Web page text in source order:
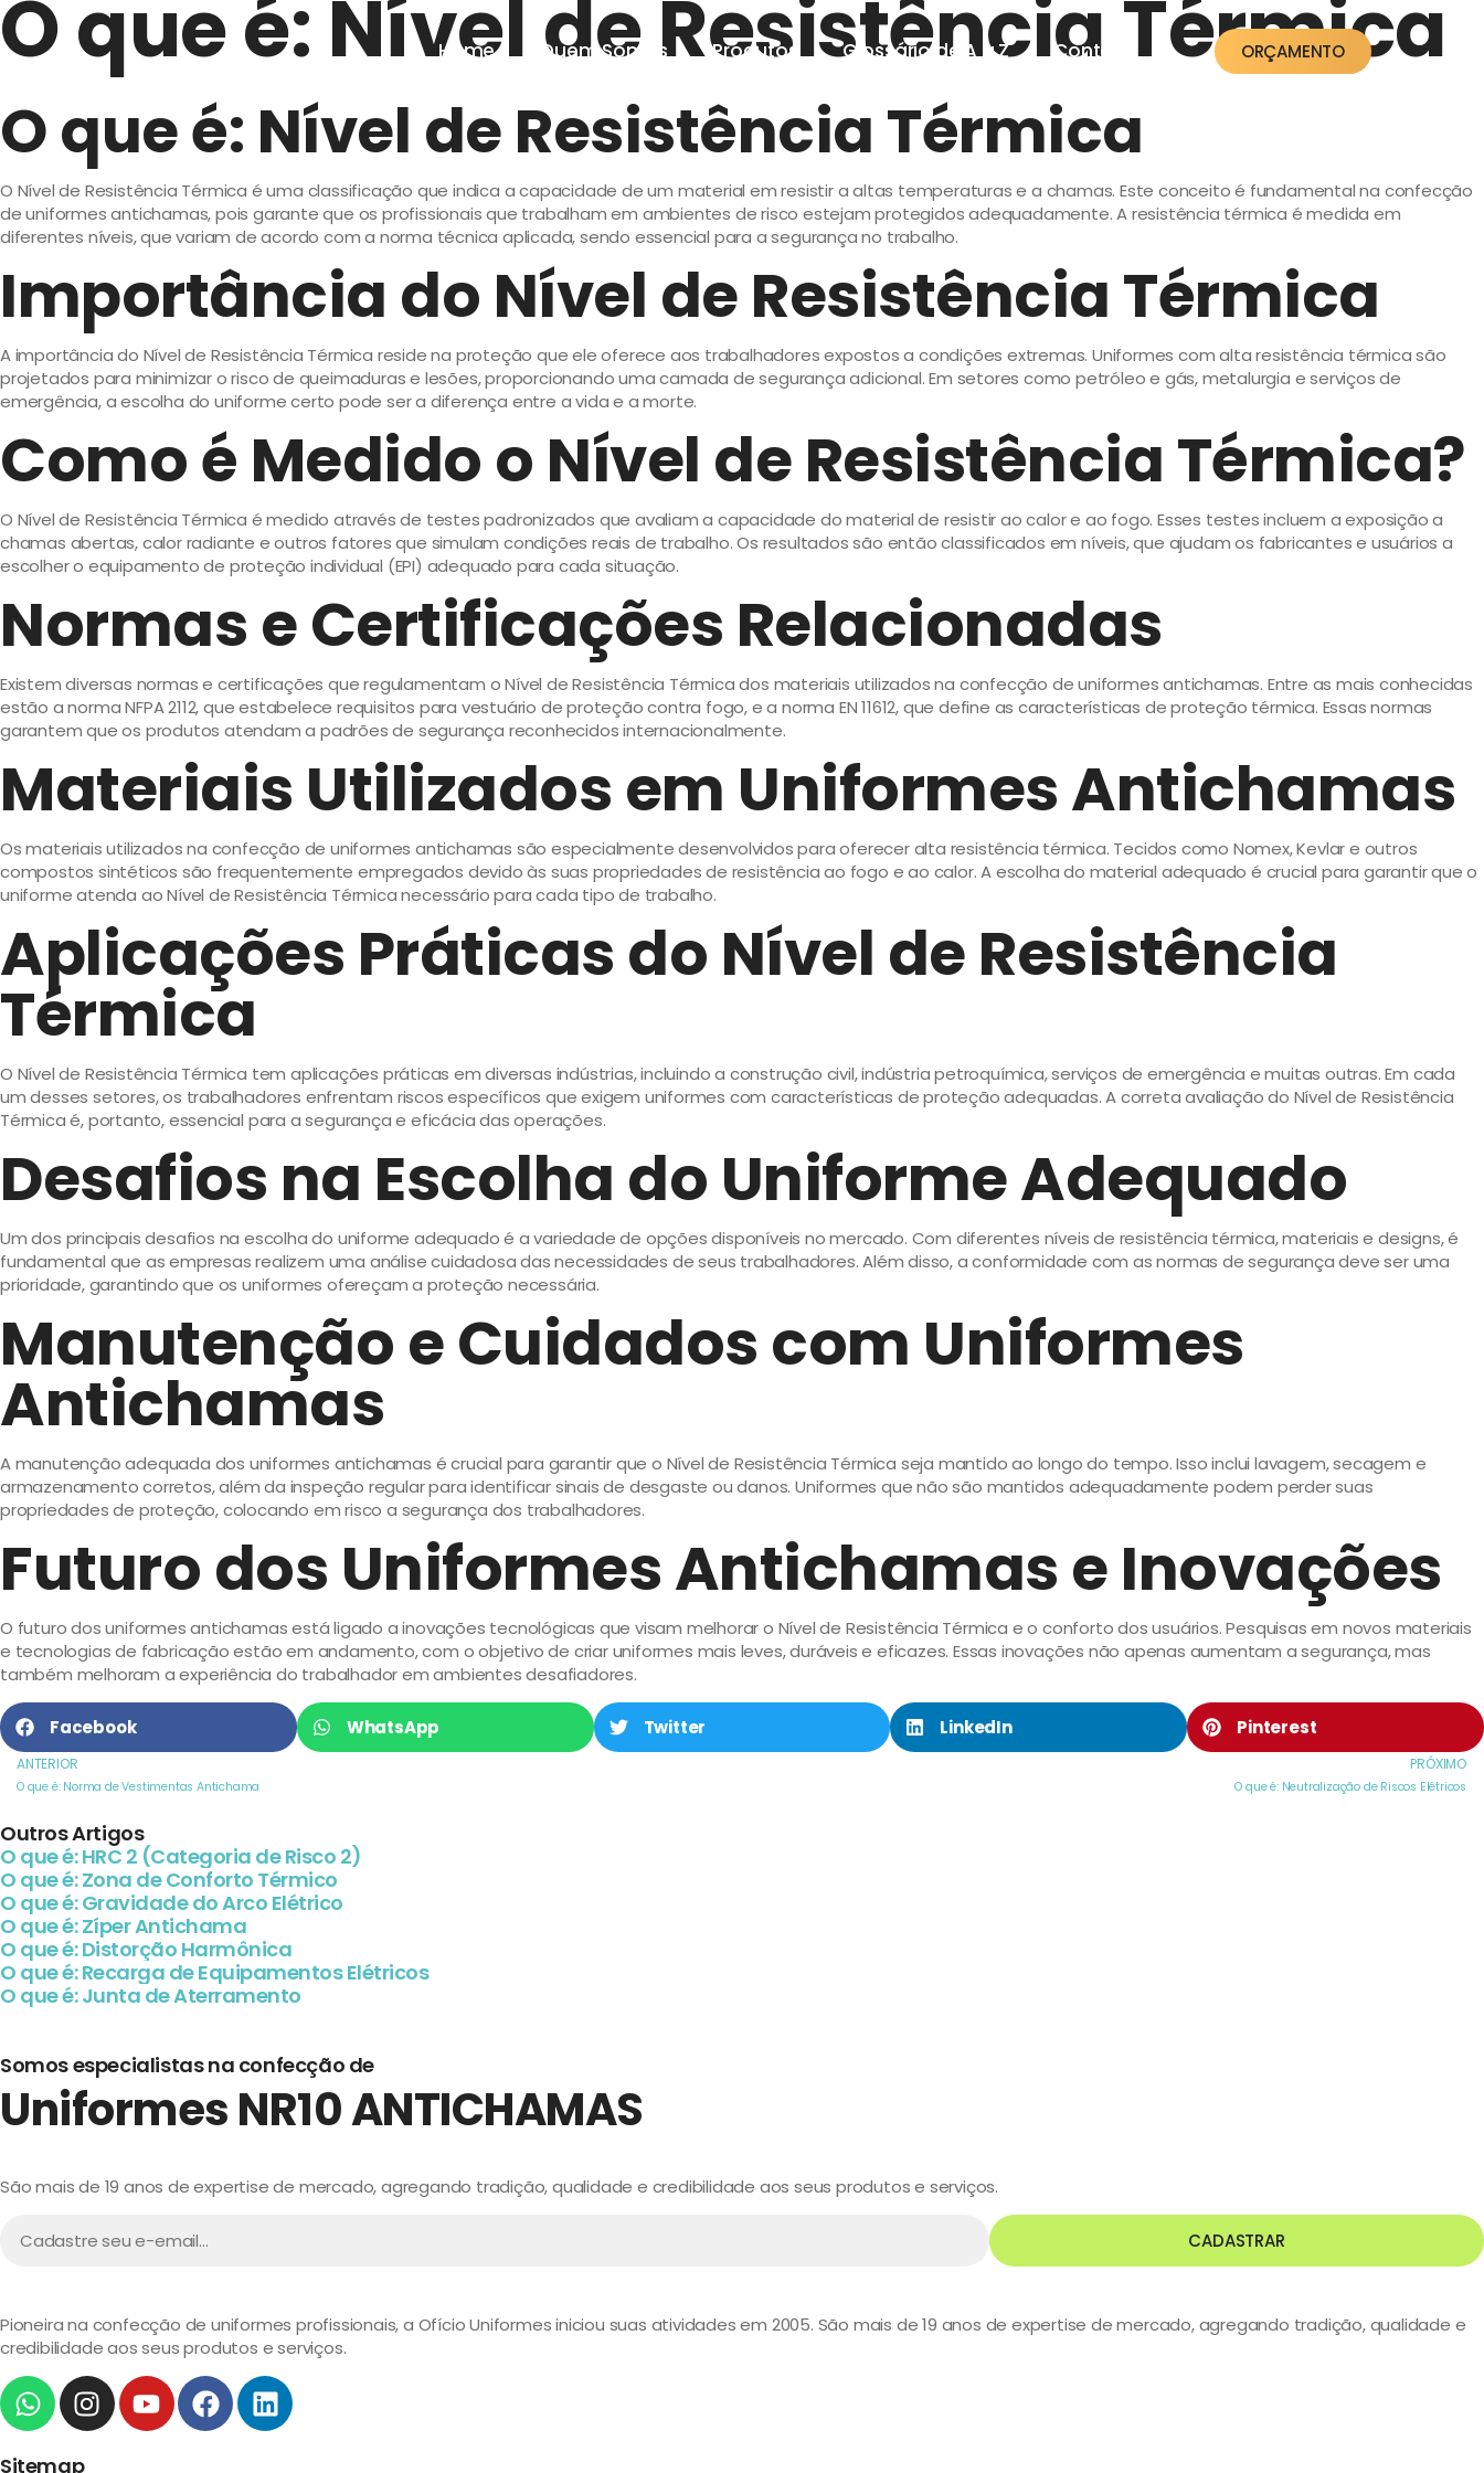
Home Quem Somos Produtos Glossário de A a Z Contato ORÇAMENTO
O que é: Nível de Resistência Térmica
O que é: Nível de Resistência Térmica
O Nível de Resistência Térmica é uma classificação que indica a capacidade de um material em resistir a altas temperaturas e a chamas. Este conceito é fundamental na confecção
de uniformes antichamas, pois garante que os profissionais que trabalham em ambientes de risco estejam protegidos adequadamente. A resistência térmica é medida em
diferentes níveis, que variam de acordo com a norma técnica aplicada, sendo essencial para a segurança no trabalho.
Importância do Nível de Resistência Térmica
A importância do Nível de Resistência Térmica reside na proteção que ele oferece aos trabalhadores expostos a condições extremas. Uniformes com alta resistência térmica são
projetados para minimizar o risco de queimaduras e lesões, proporcionando uma camada de segurança adicional. Em setores como petróleo e gás, metalurgia e serviços de
emergência, a escolha do uniforme certo pode ser a diferença entre a vida e a morte.
Como é Medido o Nível de Resistência Térmica?
O Nível de Resistência Térmica é medido através de testes padronizados que avaliam a capacidade do material de resistir ao calor e ao fogo. Esses testes incluem a exposição a
chamas abertas, calor radiante e outros fatores que simulam condições reais de trabalho. Os resultados são então classificados em níveis, que ajudam os fabricantes e usuários a
escolher o equipamento de proteção individual (EPI) adequado para cada situação.
Normas e Certificações Relacionadas
Existem diversas normas e certificações que regulamentam o Nível de Resistência Térmica dos materiais utilizados na confecção de uniformes antichamas. Entre as mais conhecidas
estão a norma NFPA 2112, que estabelece requisitos para vestuário de proteção contra fogo, e a norma EN 11612, que define as características de proteção térmica. Essas normas
garantem que os produtos atendam a padrões de segurança reconhecidos internacionalmente.
Materiais Utilizados em Uniformes Antichamas
Os materiais utilizados na confecção de uniformes antichamas são especialmente desenvolvidos para oferecer alta resistência térmica. Tecidos como Nomex, Kevlar e outros
compostos sintéticos são frequentemente empregados devido às suas propriedades de resistência ao fogo e ao calor. A escolha do material adequado é crucial para garantir que o
uniforme atenda ao Nível de Resistência Térmica necessário para cada tipo de trabalho.
Aplicações Práticas do Nível de Resistência
Térmica
O Nível de Resistência Térmica tem aplicações práticas em diversas indústrias, incluindo a construção civil, indústria petroquímica, serviços de emergência e muitas outras. Em cada
um desses setores, os trabalhadores enfrentam riscos específicos que exigem uniformes com características de proteção adequadas. A correta avaliação do Nível de Resistência
Térmica é, portanto, essencial para a segurança e eficácia das operações.
Desafios na Escolha do Uniforme Adequado
Um dos principais desafios na escolha do uniforme adequado é a variedade de opções disponíveis no mercado. Com diferentes níveis de resistência térmica, materiais e designs, é
fundamental que as empresas realizem uma análise cuidadosa das necessidades de seus trabalhadores. Além disso, a conformidade com as normas de segurança deve ser uma
prioridade, garantindo que os uniformes ofereçam a proteção necessária.
Manutenção e Cuidados com Uniformes
Antichamas
A manutenção adequada dos uniformes antichamas é crucial para garantir que o Nível de Resistência Térmica seja mantido ao longo do tempo. Isso inclui lavagem, secagem e
armazenamento corretos, além da inspeção regular para identificar sinais de desgaste ou danos. Uniformes que não são mantidos adequadamente podem perder suas
propriedades de proteção, colocando em risco a segurança dos trabalhadores.
Futuro dos Uniformes Antichamas e Inovações
O futuro dos uniformes antichamas está ligado a inovações tecnológicas que visam melhorar o Nível de Resistência Térmica e o conforto dos usuários. Pesquisas em novos materiais
e tecnologias de fabricação estão em andamento, com o objetivo de criar uniformes mais leves, duráveis e eficazes. Essas inovações não apenas aumentam a segurança, mas
também melhoram a experiência do trabalhador em ambientes desafiadores.
Facebook WhatsApp Twitter LinkedIn Pinterest
ANTERIOR
O que é: Norma de Vestimentas Antichama
PRÓXIMO
O que é: Neutralização de Riscos Elétricos
Outros Artigos
O que é: HRC 2 (Categoria de Risco 2)
O que é: Zona de Conforto Térmico
O que é: Gravidade do Arco Elétrico
O que é: Zíper Antichama
O que é: Distorção Harmônica
O que é: Recarga de Equipamentos Elétricos
O que é: Junta de Aterramento
Somos especialistas na confecção de
Uniformes NR10ANTICHAMAS
São mais de 19 anos de expertise de mercado, agregando tradição, qualidade e credibilidade aos seus produtos e serviços.
CADASTRAR
Pioneira na confecção de uniformes profissionais, a Ofício Uniformes iniciou suas atividades em 2005. São mais de 19 anos de expertise de mercado, agregando tradição, qualidade e
credibilidade aos seus produtos e serviços.
Sitemap